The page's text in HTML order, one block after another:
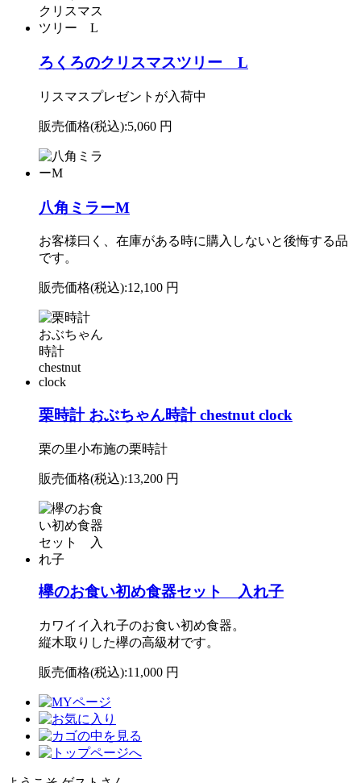
ろくろのクリスマスツリー L
リスマスプレゼントが入荷中
販売価格(税込):5,060 円
八角ミラーM
お客様曰く、在庫がある時に購入しないと後悔する品
です。
販売価格(税込):12,100 円
栗時計 おぶちゃん時計 chestnut clock
栗の里小布施の栗時計
販売価格(税込):13,200 円
欅のお食い初め食器セット 入れ子
カワイイ入れ子のお食い初め食器。
縦木取りした欅の高級材です。
販売価格(税込):11,000 円